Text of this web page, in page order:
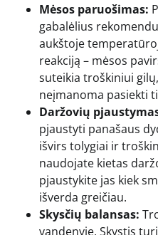
Mėsos paruošimas:
gabalėlius
aukštoje
reakciją – mėsos
suteikia troškiniui
neįmanoma pasiekti
Daržovių
pjaustyti panašaus
išvirs tolygiai ir
naudojate kietas
pjaustykite jas kiek
išverda greičiau.
Skysčių balansas:
vandenyje. Skystis